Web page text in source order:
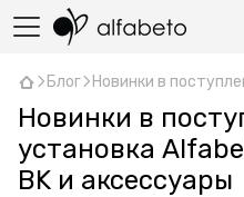
Блог Новинки в
Новинки в
установка
BK и аксессуары